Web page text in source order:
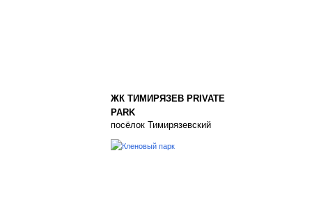
ЖК ТИМИРЯЗЕВ PRIVATE
PARK
посёлок Тимирязевский